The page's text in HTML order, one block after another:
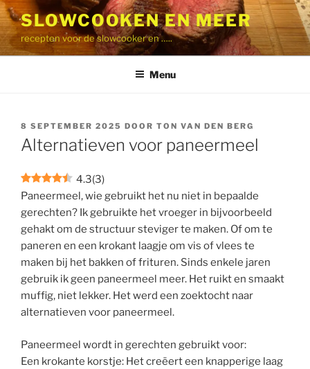
Ga
naar
de
inhoud
SLOWCOOKEN EN MEER
recepten voor de slowcooker en …..
Menu
GEPLAATST
OP
8 SEPTEMBER 2025 DOOR TON VAN DEN BERG
Alternatieven voor paneermeel
4.3(3)
Paneermeel, wie gebruikt het nu niet in bepaalde
gerechten? Ik gebruikte het vroeger in bijvoorbeeld
gehakt om de structuur steviger te maken. Of om te
paneren en een krokant laagje om vis of vlees te
maken bij het bakken of frituren. Sinds enkele jaren
gebruik ik geen paneermeel meer. Het ruikt en smaakt
muffig, niet lekker. Het werd een zoektocht naar
alternatieven voor paneermeel.
Paneermeel wordt in gerechten gebruikt voor:
Een krokante korstje: Het creëert een knapperige laag